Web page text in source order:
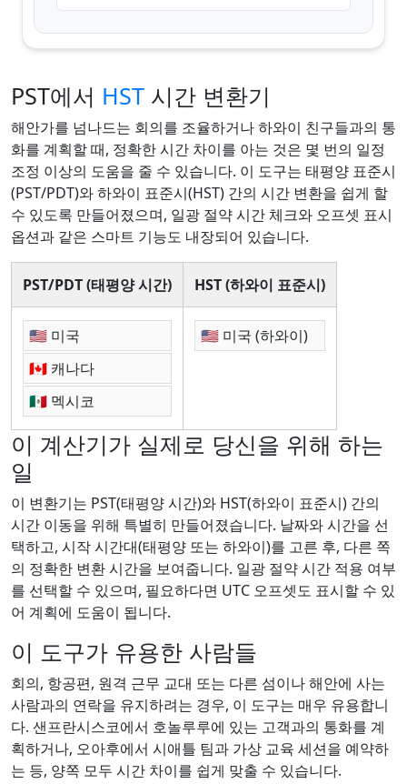
PST에서 HST 시간 변환기
해안가를 넘나드는 회의를 조율하거나 하와이 친구들과의 통
화를 계획할 때, 정확한 시간 차이를 아는 것은 몇 번의 일정
조정 이상의 도움을 줄 수 있습니다. 이 도구는 태평양 표준시
(PST/PDT)와 하와이 표준시(HST) 간의 시간 변환을 쉽게 할
수 있도록 만들어졌으며, 일광 절약 시간 체크와 오프셋 표시
옵션과 같은 스마트 기능도 내장되어 있습니다.
PST/PDT (태평양 시간) HST (하와이 표준시)
🇺🇸 미국
🇨🇦 캐나다
🇲🇽 멕시코
🇺🇸 미국 (하와이)
이 계산기가 실제로 당신을 위해 하는
일
이 변환기는 PST(태평양 시간)와 HST(하와이 표준시) 간의
시간 이동을 위해 특별히 만들어졌습니다. 날짜와 시간을 선
택하고, 시작 시간대(태평양 또는 하와이)를 고른 후, 다른 쪽
의 정확한 변환 시간을 보여줍니다. 일광 절약 시간 적용 여부
를 선택할 수 있으며, 필요하다면 UTC 오프셋도 표시할 수 있
어 계획에 도움이 됩니다.
이 도구가 유용한 사람들
회의, 항공편, 원격 근무 교대 또는 다른 섬이나 해안에 사는
사람과의 연락을 유지하려는 경우, 이 도구는 매우 유용합니
다. 샌프란시스코에서 호놀루루에 있는 고객과의 통화를 계
획하거나, 오아후에서 시애틀 팀과 가상 교육 세션을 예약하
는 등, 양쪽 모두 시간 차이를 쉽게 맞출 수 있습니다.